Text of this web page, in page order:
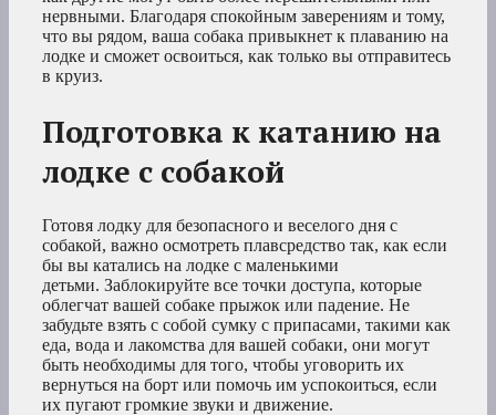
нервными. Благодаря спокойным заверениям и тому,
что вы рядом, ваша собака привыкнет к плаванию на
лодке и сможет освоиться, как только вы отправитесь
в круиз.
Подготовка к катанию на
лодке с собакой
Готовя лодку для безопасного и веселого дня с
собакой, важно осмотреть плавсредство так, как если
бы вы катались на лодке с маленькими
детьми. Заблокируйте все точки доступа, которые
облегчат вашей собаке прыжок или падение. Не
забудьте взять с собой сумку с припасами, такими как
еда, вода и лакомства для вашей собаки, они могут
быть необходимы для того, чтобы уговорить их
вернуться на борт или помочь им успокоиться, если
их пугают громкие звуки и движение.